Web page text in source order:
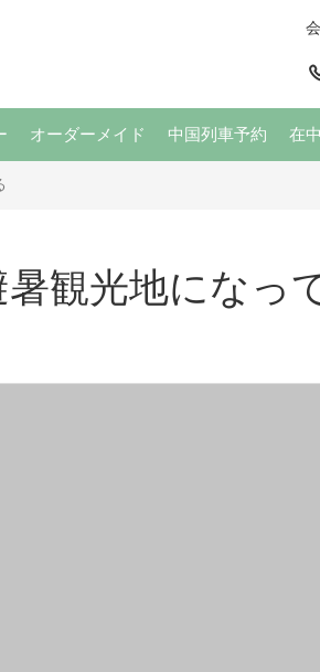
オーダーメイド 中国列車予約 在
観光地になっ